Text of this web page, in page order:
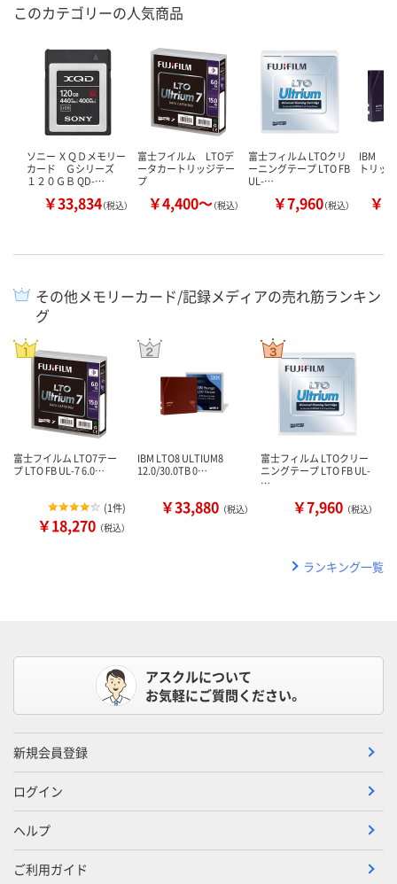
このカテゴリーの人気商品
ソニー ＸＱＤメモリー
カード Ｇシリーズ
１２０ＧＢ QD-…
￥33,834（税込）
富士フイルム LTOデ
ータカートリッジテー
プ
￥4,400～（税込）
富士フィルム LTOクリ
ーニングテープ LTO FB
UL-…
￥7,960（税込）
IBM
トリッジ
￥
その他メモリーカード/記録メディアの売れ筋ランキン
グ
富士フイルム LTO7テー
プ LTO FB UL-7 6.0…
(1件)
￥18,270 （税込）
IBM LTO8 ULTIUM8
12.0/30.0TB 0…
￥33,880 （税込）
富士フィルム LTOクリー
ニングテープ LTO FB UL-
…
￥7,960 （税込）
ランキング一覧
アスクルについて
お気軽にご質問ください。
新規会員登録
ログイン
ヘルプ
ご利用ガイド